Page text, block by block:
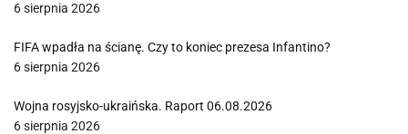
6 sierpnia 2026
FIFA wpadła na ścianę. Czy to koniec prezesa Infantino?
6 sierpnia 2026
Wojna rosyjsko-ukraińska. Raport 06.08.2026
6 sierpnia 2026